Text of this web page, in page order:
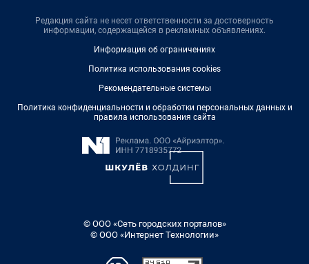
Редакция сайта не несет ответственности за достоверность
информации, содержащейся в рекламных объявлениях.
Информация об ограничениях
Политика использования cookies
Рекомендательные системы
Политика конфиденциальности и обработки персональных данных и
правила использования сайта
© ООО «Сеть городских порталов»
© ООО «Интернет Технологии»